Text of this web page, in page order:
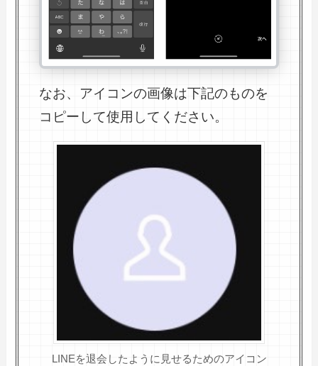
なお、アイコンの画像は下記のものを
コピーして使用してください。
LINEを退会したように見せるためのアイコン